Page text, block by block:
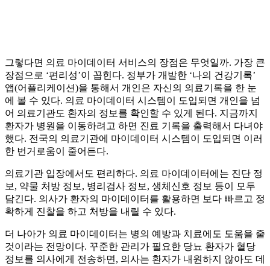
그렇다면 의료 마이데이터 서비스의 장점은 무엇일까. 가장 큰
장점으로 ‘편리성’이 꼽힌다. 정부가 개발한 ‘나의 건강기록’
앱(어플리케이션)을 통해서 개인은 자신의 의료기록을 한 눈
에 볼 수 있다. 의료 마이데이터 시스템이 도입되면 개인을 넘
어 의료기관도 환자의 정보를 확인할 수 있게 된다. 지금까지
환자가 병원을 이동하려고 하면 진료 기록을 출력해서 다녀야
했다. 전국의 의료기관에 마이데이터 시스템이 도입되면 이러
한 번거로움이 줄어든다.
의료기관 입장에서도 편리하다. 의료 마이데이터에는 진단 정
보, 약물 처방 정보, 병리검사 정보, 생체신호 정보 등이 모두
담긴다. 의사가 환자의 마이데이터를 활용하면 보다 빠르고 정
확하게 진찰을 하고 처방을 내릴 수 있다.
더 나아가 의료 마이데이터는 병의 예방과 치료에도 도움을 줄
것이라는 전망이다. 꾸준한 관리가 필요한 당뇨 환자가 혈당
정보를 의사에게 전송하면, 의사는 환자가 내원하지 않아도 데